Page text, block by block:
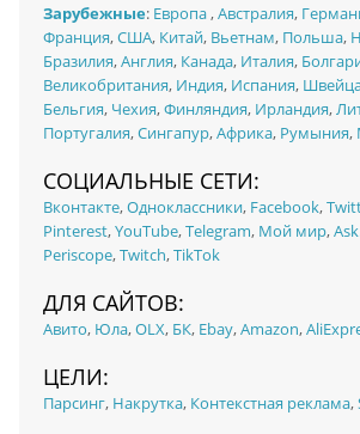
Зарубежные: Европа,Австралия,
Франция,США, Китай, Вьетнам, Польша,
Бразилия,Англия, Канада, Италия,
Великобритания, Индия, Испания,
Бельгия, Чехия,Финляндия, Ирландия,
Португалия,Сингапур,Африка, Румыния,
СОЦИАЛЬНЫЕ СЕТИ:
Вконтакте,Одноклассники, Facebook,
Pinterest,YouTube,Telegram, Мой мир,
Periscope,Twitch,TikTok
ДЛЯ САЙТОВ:
Авито, Юла,OLX, БК, Ebay,Amazon,
ЦЕЛИ:
Парсинг, Накрутка, Контекстная реклама,